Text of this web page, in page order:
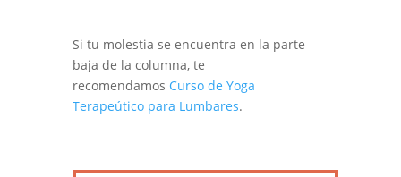
Si tu molestia se encuentra en la parte
baja de la columna, te
recomendamos Curso de Yoga
Terapeútico para Lumbares.